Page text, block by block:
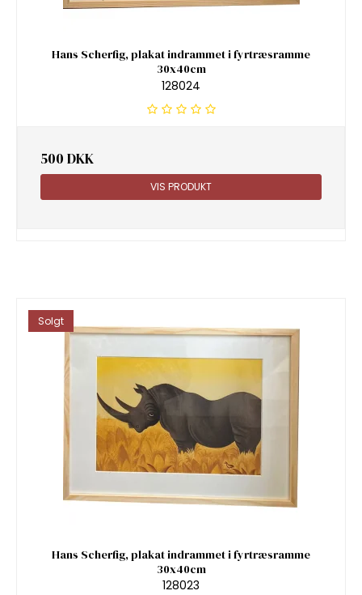
Hans Scherfig, plakat indrammet i fyrtræsramme
30x40cm
128024
500 DKK
VIS PRODUKT
Solgt
Hans Scherfig, plakat indrammet i fyrtræsramme
30x40cm
128023